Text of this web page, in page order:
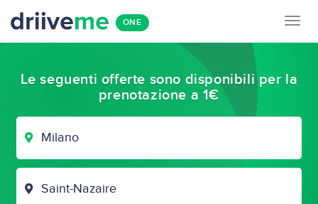
ONE
Le seguenti offerte sono disponibili per la
prenotazione a 1€